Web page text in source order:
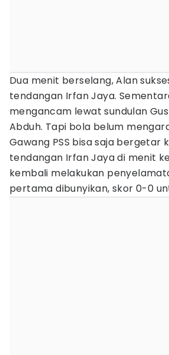
Dua menit berselang, Alan
tendangan Irfan Jaya.
mengancam lewat sundulan
Abduh. Tapi bola belum
Gawang PSS bisa saja bergetar
tendangan Irfan Jaya di menit
kembali melakukan
pertama dibunyikan, skor 0-0